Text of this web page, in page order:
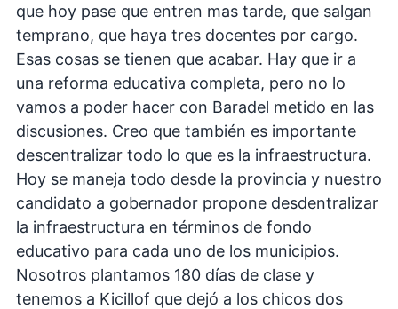
que hoy pase que entren mas tarde, que salgan
temprano, que haya tres docentes por cargo.
Esas cosas se tienen que acabar. Hay que ir a
una reforma educativa completa, pero no lo
vamos a poder hacer con Baradel metido en las
discusiones. Creo que también es importante
descentralizar todo lo que es la infraestructura.
Hoy se maneja todo desde la provincia y nuestro
candidato a gobernador propone desdentralizar
la infraestructura en términos de fondo
educativo para cada uno de los municipios.
Nosotros plantamos 180 días de clase y
tenemos a Kicillof que dejó a los chicos dos